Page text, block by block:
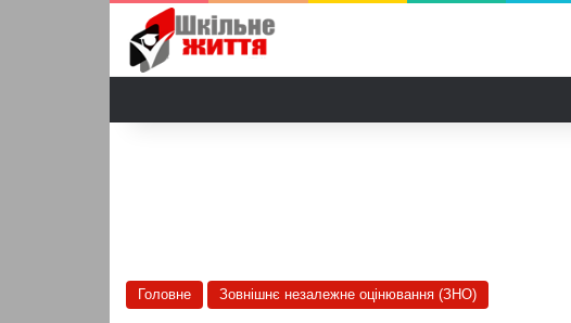
Головне Зовнішнє незалежне оцінювання (ЗНО)